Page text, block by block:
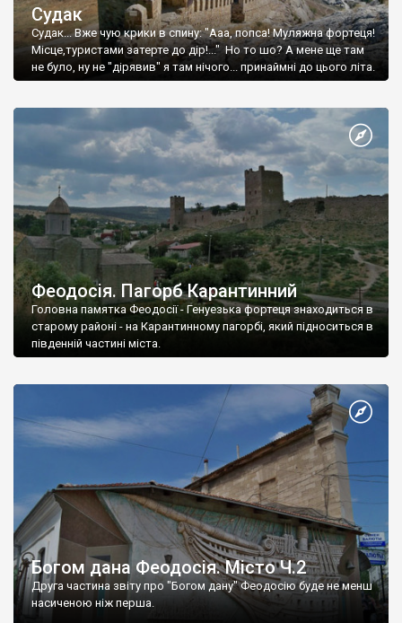
Судак
Судак... Вже чую крики в спину: "Ааа, попса! Муляжна фортеця!
Місце,туристами затерте до дір!..." Но то шо? А мене ще там
не було, ну не "дірявив" я там нічого... принаймні до цього літа.
Феодосія. Пагорб Карантинний
Головна памятка Феодосії - Генуезька фортеця знаходиться в
старому районі - на Карантинному пагорбі, який підноситься в
південній частині міста.
Богом дана Феодосія. Місто Ч.2
Друга частина звіту про "Богом дану" Феодосію буде не менш
насиченою ніж перша.